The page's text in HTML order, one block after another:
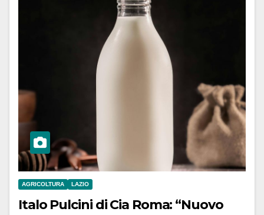
AGRICOLTURA LAZIO
Italo Pulcini di Cia Roma: “Nuovo